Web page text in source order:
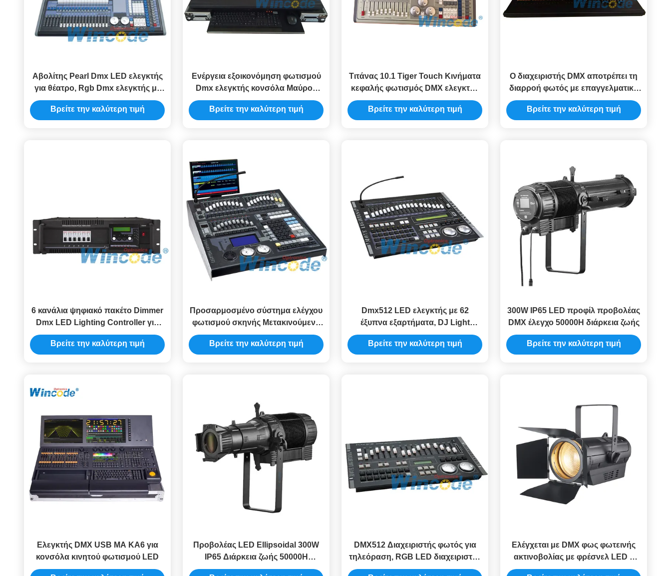
Αβολίτης Pearl Dmx LED ελεγκτής
για θέατρο, Rgb Dmx ελεγκτής με
οθόνη LCD 320x240
Βρείτε την καλύτερη τιμή
Ενέργεια εξοικονόμηση φωτισμού
Dmx ελεγκτής κονσόλα Μαύρος
Ιππότης για μεγάλο σόου /
συναυλία
Βρείτε την καλύτερη τιμή
Τιτάνας 10.1 Tiger Touch Κινήματα
κεφαλής φωτισμός DMX ελεγκτής
Ενσωματωμένο - στο UPS
αδιάλειπτο
Βρείτε την καλύτερη τιμή
Ο διαχειριστής DMX αποτρέπει τη
διαρροή φωτός με επαγγελματικά
μηχανικά κουμπιά
Βρείτε την καλύτερη τιμή
6 κανάλια ψηφιακό πακέτο Dimmer
Dmx LED Lighting Controller για
αίθουσες χορού
Βρείτε την καλύτερη τιμή
Προσαρμοσμένο σύστημα ελέγχου
φωτισμού σκηνής Μετακινούμενη
κονσόλα φωτισμού κεφαλής με
1024 κανάλια
Βρείτε την καλύτερη τιμή
Dmx512 LED ελεγκτής με 62
έξυπνα εξαρτήματα, DJ Light
ελεγκτής για νυχτερινό κλαμπ
Βρείτε την καλύτερη τιμή
300W IP65 LED προφίλ προβολέας
DMX έλεγχο 50000H διάρκεια ζωής
Βρείτε την καλύτερη τιμή
Ελεγκτής DMX USB MA KA6 για
κονσόλα κινητού φωτισμού LED
Προβολέας LED Ellipsoidal 300W
IP65 Διάρκεια ζωής 50000H
Έλεγχος DMX
DMX512 Διαχειριστής φωτός για
τηλεόραση, RGB LED διαχειριστής
ολοκληρωμένο κύκλωμα
Ελέγχεται με DMX φως φωτεινής
ακτινοβολίας με φρέσνελ LED 6
καναλιών οθόνης αφής και